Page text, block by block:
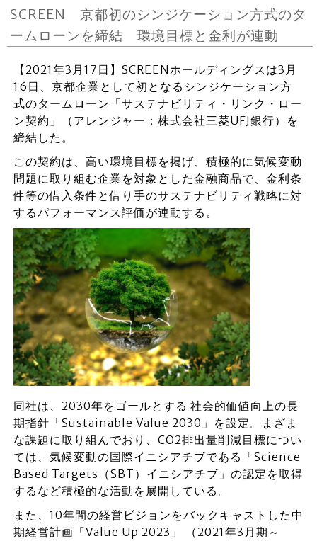
SCREEN 京都初のシンジケーション方式のタ
ームローンを締結 環境目標と金利が連動
【2021年3月17日】SCREENホールディングスは3月
16日、京都企業として初となるシンジケーション方
式のタームローン「サステナビリティ・リンク・ロー
ン契約」（アレンジャー：株式会社三菱UFJ銀行）を
締結した。
この契約は、高い環境目標を掲げ、積極的に気候変動
問題に取り組む企業を対象とした金融商品で、金利条
件等の借入条件と借り手のサステナビリティ戦略に対
するパフォーマンス評価が連動する。
同社は、2030年をゴールとする 社会的価値向上の長
期指針「Sustainable Value 2030」を設定。まざま
な課題に取り組んでおり、CO2排出量削減目標につい
ては、気候変動の国際イニシアチブである「Science
Based Targets（SBT）イニシアチブ」の認定を取得
するなど積極的な活動を展開している。
また、10年間の経営ビジョンをバックキャストした中
期経営計画「Value Up 2023」 （2021年3月期～